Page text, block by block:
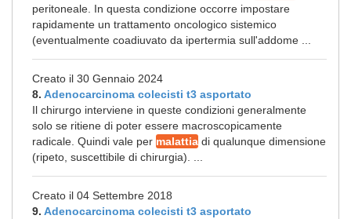
peritoneale. In questa condizione occorre impostare
rapidamente un trattamento oncologico sistemico
(eventualmente coadiuvato da ipertermia sull'addome ...
Creato il 30 Gennaio 2024
8. Adenocarcinoma colecisti t3 asportato
Il chirurgo interviene in queste condizioni generalmente
solo se ritiene di poter essere macroscopicamente
radicale. Quindi vale per malattia di qualunque dimensione
(ripeto, suscettibile di chirurgia). ...
Creato il 04 Settembre 2018
9. Adenocarcinoma colecisti t3 asportato